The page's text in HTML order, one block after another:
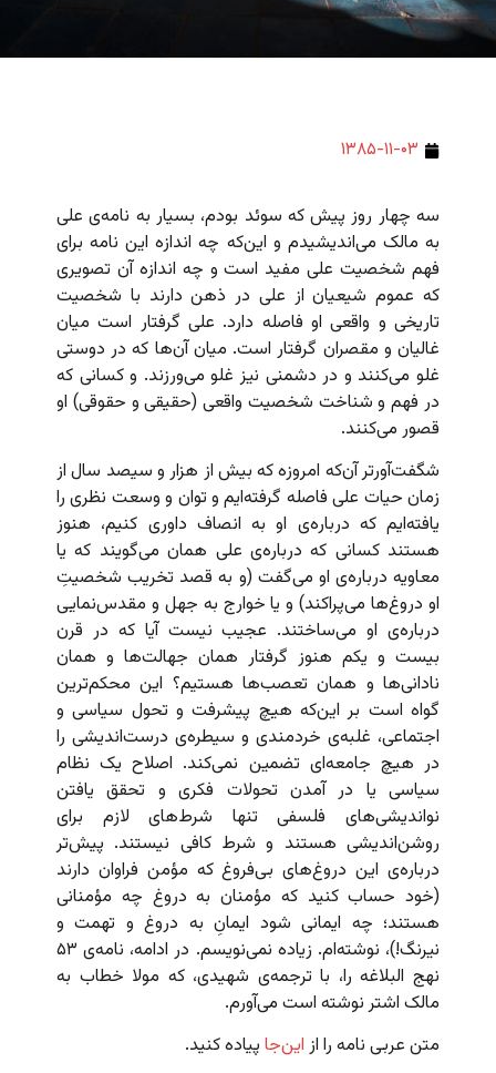
۱۳۸۵-۱۱-۰۳
سه چهار روز پیش که سوئد بودم، بسیار به نامه‌ی علی
به مالک می‌اندیشیدم و این‌که چه اندازه این نامه برای
فهم شخصیت علی مفید است و چه اندازه آن تصویری
که عموم شیعیان از علی در ذهن دارند با شخصیت
تاریخی و واقعی او فاصله دارد. علی گرفتار است میان
غالیان و مقصران گرفتار است. میان آن‌ها که در دوستی
غلو می‌کنند و در دشمنی نیز غلو می‌ورزند. و کسانی که
در فهم و شناخت شخصیت واقعی (حقیقی و حقوقی) او
قصور می‌کنند.
شگفت‌آورتر آن‌که امروزه که بیش از هزار و سیصد سال از
زمان حیات علی فاصله گرفته‌ایم و توان و وسعت نظری را
یافته‌ایم که درباره‌ی او به انصاف داوری کنیم، هنوز
هستند کسانی که درباره‌ی علی همان می‌گویند که یا
معاویه درباره‌ی او می‌گفت (و به قصد تخریب شخصیتِ
او دروغ‌ها می‌پراکند) و یا خوارج به جهل و مقدس‌نمایی
درباره‌ی او می‌ساختند. عجیب نیست آیا که در قرن
بیست و یکم هنوز گرفتار همان جهالت‌ها و همان
نادانی‌ها و همان تعصب‌ها هستیم؟ این محکم‌ترین
گواه است بر این‌که هیچ پیشرفت و تحول سیاسی و
اجتماعی، غلبه‌ی خردمندی و سیطره‌ی درست‌اندیشی را
در هیچ جامعه‌ای تضمین نمی‌کند. اصلاح یک نظام
سیاسی یا در آمدن تحولات فکری و تحقق یافتن
نواندیشی‌های فلسفی تنها شرط‌های لازم برای
روشن‌اندیشی‌ هستند و شرط کافی نیستند. پیش‌تر
درباره‌ی این دروغ‌های بی‌فروغ که مؤمن فراوان دارند
(خود حساب کنید که مؤمنان به دروغ چه مؤمنانی
هستند؛ چه ایمانی شود ایمانِ به دروغ و تهمت و
نیرنگ!)، نوشته‌ام. زیاده نمی‌نویسم. در ادامه‌، نامه‌ی ۵۳
نهج البلاغه را، با ترجمه‌ی شهیدی، که مولا خطاب به
مالک اشتر نوشته است می‌آورم.
متن عربی نامه را از این‌جا پیاده کنید.